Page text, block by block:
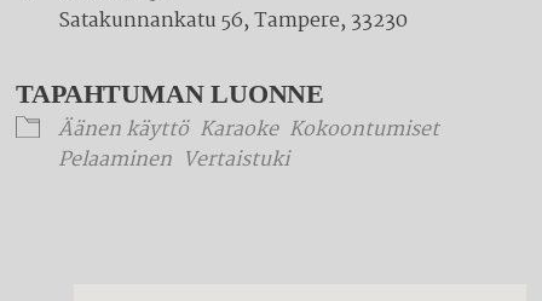
Satakunnankatu 56, Tampere, 33230
TAPAHTUMAN LUONNE
Äänen käyttö Karaoke Kokoontumiset
Pelaaminen Vertaistuki